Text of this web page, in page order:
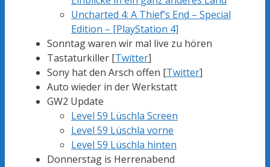
Uncharted 4: A Thief’s End – Special
Edition – [PlayStation 4]
Sonntag waren wir mal live zu hören
Tastaturkiller [Twitter]
Sony hat den Arsch offen [Twitter]
Auto wieder in der Werkstatt
GW2 Update
Level 59 Lüschla Screen
Level 59 Lüschla vorne
Level 59 Lüschla hinten
Donnerstag is Herrenabend